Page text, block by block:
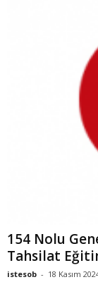
154 Nolu
Tahsilat
istesob - 18 Kasım